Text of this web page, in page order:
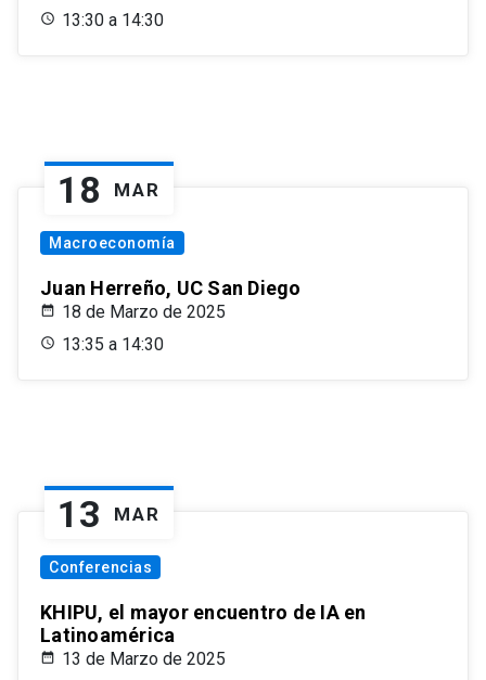
13:30 a 14:30
18 MAR
Macroeconomía
Juan Herreño, UC San Diego
18 de Marzo de 2025
13:35 a 14:30
13 MAR
Conferencias
KHIPU, el mayor encuentro de IA en
Latinoamérica
13 de Marzo de 2025